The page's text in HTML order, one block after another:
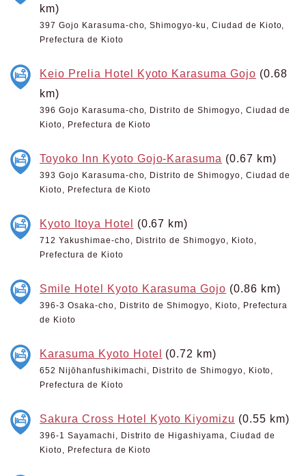
km)
397 Gojo Karasuma-cho, Shimogyo-ku, Ciudad de Kioto,
Prefectura de Kioto
Keio Prelia Hotel Kyoto Karasuma Gojo (0.68
km)
396 Gojo Karasuma-cho, Distrito de Shimogyo, Ciudad de
Kioto, Prefectura de Kioto
Toyoko Inn Kyoto Gojo-Karasuma (0.67 km)
393 Gojo Karasuma-cho, Distrito de Shimogyo, Ciudad de
Kioto, Prefectura de Kioto
Kyoto Itoya Hotel (0.67 km)
712 Yakushimae-cho, Distrito de Shimogyo, Kioto,
Prefectura de Kioto
Smile Hotel Kyoto Karasuma Gojo (0.86 km)
396-3 Osaka-cho, Distrito de Shimogyo, Kioto, Prefectura
de Kioto
Karasuma Kyoto Hotel (0.72 km)
652 Nijōhanfushikimachi, Distrito de Shimogyo, Kioto,
Prefectura de Kioto
Sakura Cross Hotel Kyoto Kiyomizu (0.55 km)
396-1 Sayamachi, Distrito de Higashiyama, Ciudad de
Kioto, Prefectura de Kioto